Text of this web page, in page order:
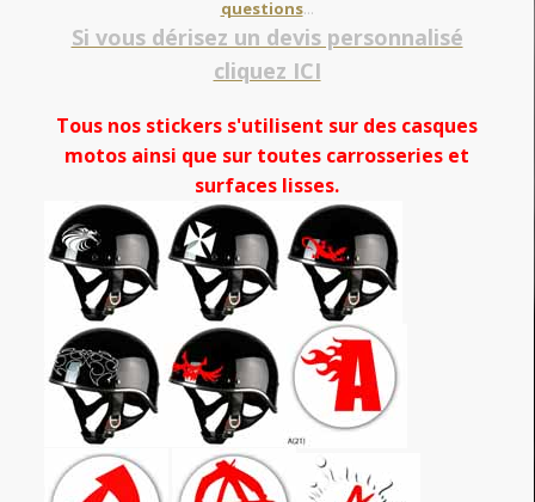
questions...
Si vous dérisez un devis personnalisé
cliquez ICI
Tous nos stickers s'utilisent sur des casques
motos ainsi que sur toutes carrosseries et
surfaces lisses.